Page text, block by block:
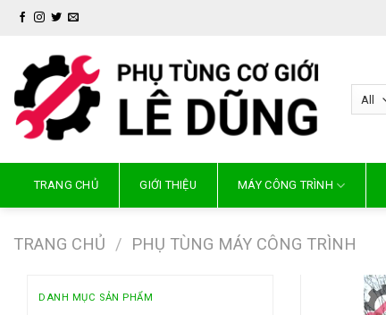
Skip
TRANG CHỦ GIỚI THIỆU MÁY CÔNG TRÌNH
TRANG CHỦ / PHỤ TÙNG MÁY CÔNG TRÌNH
DANH MỤC SẢN PHẨM